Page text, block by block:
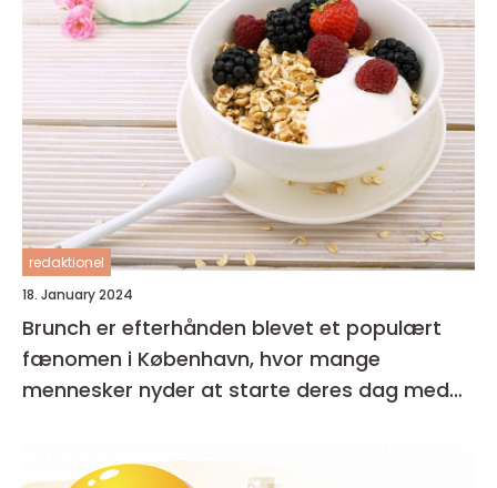
redaktionel
18. January 2024
Brunch er efterhånden blevet et populært
fænomen i København, hvor mange
mennesker nyder at starte deres dag med